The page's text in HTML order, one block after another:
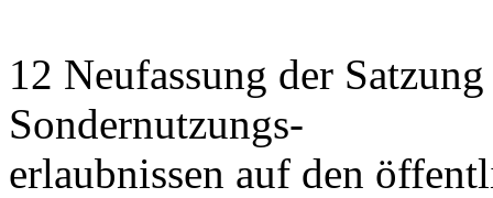
12 Neufassung der
Sondernutzungs-
erlaubnissen auf den